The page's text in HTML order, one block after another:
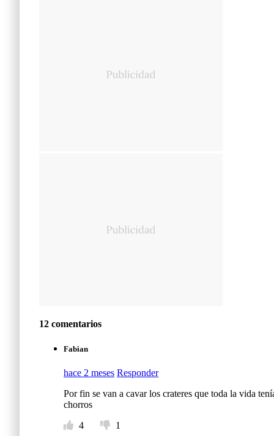
12 comentarios
Fabian
hace 2 meses Responder
Por fin se van a cavar los crateres que toda la vida
chorros
4
1